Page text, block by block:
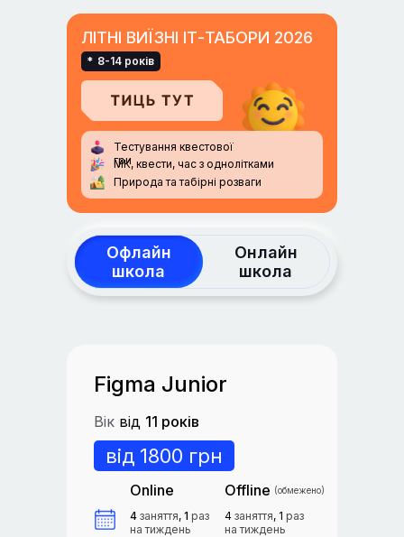
ЛІТНІ ВИЇЗНІ ІТ-ТАБОРИ 2026
Тестування квестової
гри
МК, квести, час з однолітками
Природа та табірні розваги
8-14 років
*
Офлайн
школа
Онлайн
школа
Figma Junior
Вік від 11 років
від 1800 грн
Online Offline
4 заняття, 1 раз
на тиждень
4 заняття, 1 раз
на тиждень
(обмежено)